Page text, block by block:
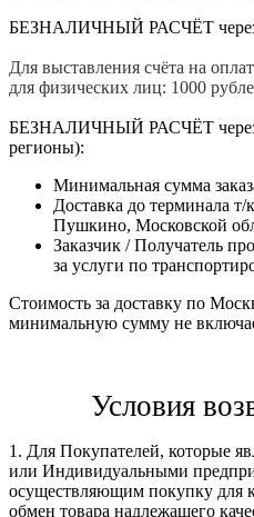
БЕЗНАЛИЧНЫЙ РАСЧЁТ через
Для выставления счёта на
для физических лиц: 1000
БЕЗНАЛИЧНЫЙ РАСЧЁТ через
регионы):
Минимальная сумма
Доставка до терминала
Пушкино, Московской
Заказчик / Получатель
за услуги по
Стоимость за доставку по
минимальную сумму не
Условия
1. Для Покупателей, которые
или Индивидуальными
осуществляющим покупку для
обмен товара надлежащего